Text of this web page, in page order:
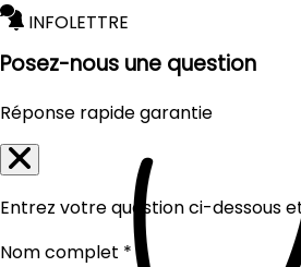
INFOLETTRE
Posez-nous une question
Réponse rapide garantie
Entrez votre question ci-dessous
Nom complet *